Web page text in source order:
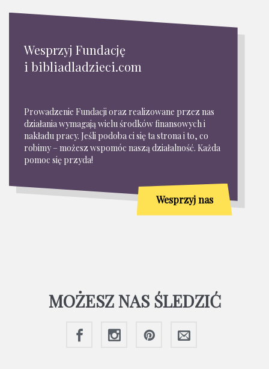
Wesprzyj Fundację
i bibliadladzieci.com
Prowadzenie Fundacji oraz realizowane przez nas
działania wymagają wielu środków finansowych i
nakładu pracy. Jeśli podoba ci się ta strona i to, co
robimy – możesz wspomóc naszą działalność. Każda
pomoc się przyda!
Wesprzyj nas
MOŻESZ NAS ŚLEDZIĆ